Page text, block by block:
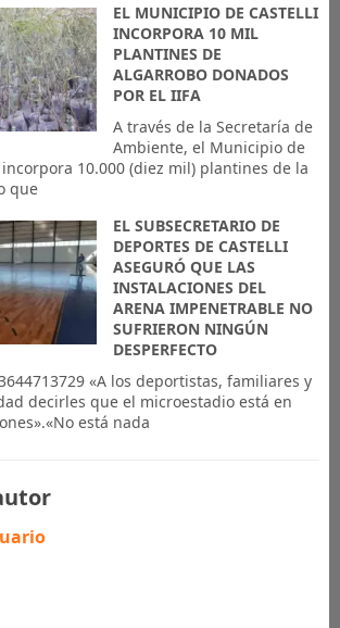
EL MUNICIPIO DE CASTELLI
INCORPORA 10 MIL
PLANTINES DE
ALGARROBO DONADOS
POR EL IIFA
A través de la Secretaría de
Ambiente, el Municipio de
incorpora 10.000 (diez mil) plantines de la
que
EL SUBSECRETARIO DE
DEPORTES DE CASTELLI
ASEGURÓ QUE LAS
INSTALACIONES DEL
ARENA IMPENETRABLE NO
SUFRIERON NINGÚN
DESPERFECTO
«A los deportistas, familiares y
decirles que el microestadio está en
está nada